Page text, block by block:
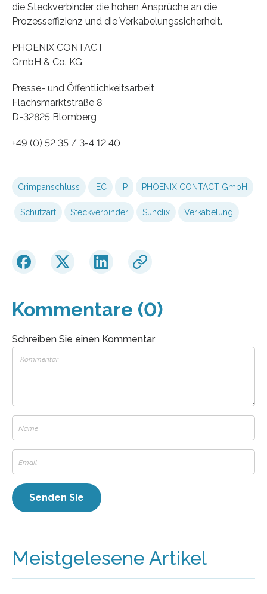
die Steckverbinder die hohen Ansprüche an die
Prozesseffizienz und die Verkabelungssicherheit.
PHOENIX CONTACT
GmbH & Co. KG
Presse- und Öffentlichkeitsarbeit
Flachsmarktstraße 8
D-32825 Blomberg
+49 (0) 52 35 / 3-4 12 40
Crimpanschluss IEC IP PHOENIX CONTACT GmbH
Schutzart Steckverbinder Sunclix Verkabelung
Kommentare (0)
Schreiben Sie einen Kommentar
Meistgelesene Artikel